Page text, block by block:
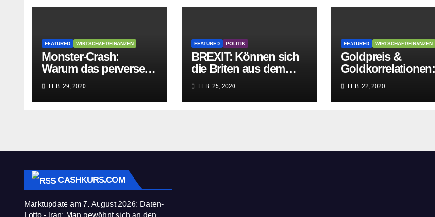
FEATURED WIRTSCHAFT/FINANZEN
Monster-Crash:
Warum das perverse
Lügengebäude der
Sozialisten in sich
zusammenbricht!
FEB. 29, 2020
FEATURED POLITIK
BREXIT: Können sich
die Briten aus dem
Würgegriff der
parasitären EU-Mafia
befreien?
FEB. 25, 2020
FEATURED WIRTSCHAFT/FINANZEN
Goldpreis &
Goldkorrelationen:
Warum man die
Goldpreisanalyse
besser Profis
FEB. 22, 2020
CASHKURS.COM
Marktupdate am 7. August 2026: Daten-
Lotto - Iran: Man gewöhnt sich an den